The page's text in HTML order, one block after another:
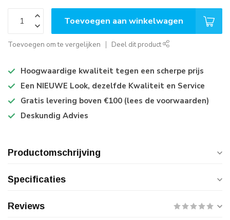
Toevoegen aan winkelwagen
Toevoegen om te vergelijken Deel dit product
Hoogwaardige kwaliteit tegen een scherpe prijs
Een NIEUWE Look, dezelfde Kwaliteit en Service
Gratis levering boven €100 (lees de voorwaarden)
Deskundig Advies
Productomschrijving
Specificaties
Reviews